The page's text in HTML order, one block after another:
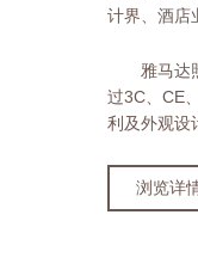
计界、酒店
雅马达
过3C、CE
利及外观设
浏览详